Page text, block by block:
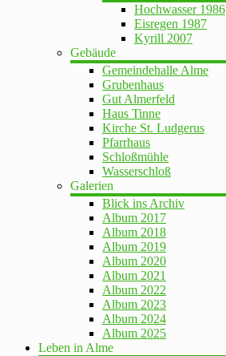
Hochwasser 1986
Eisregen 1987
Kyrill 2007
Gebäude
Gemeindehalle Alme
Grubenhaus
Gut Almerfeld
Haus Tinne
Kirche St. Ludgerus
Pfarrhaus
Schloßmühle
Wasserschloß
Galerien
Blick ins Archiv
Album 2017
Album 2018
Album 2019
Album 2020
Album 2021
Album 2022
Album 2023
Album 2024
Album 2025
Leben in Alme